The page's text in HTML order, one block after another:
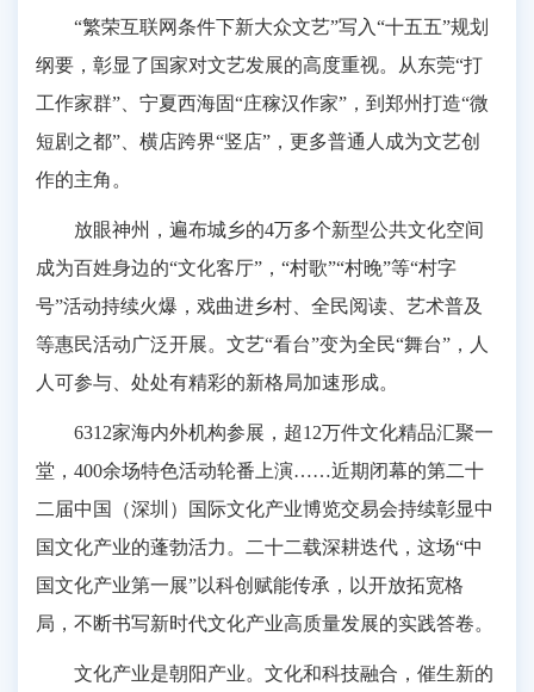
“繁荣互联网条件下新大众文艺”写入“十五五”规划
纲要，彰显了国家对文艺发展的高度重视。从东莞“打
工作家群”、宁夏西海固“庄稼汉作家”，到郑州打造“微
短剧之都”、横店跨界“竖店”，更多普通人成为文艺创
作的主角。
放眼神州，遍布城乡的4万多个新型公共文化空间
成为百姓身边的“文化客厅”，“村歌”“村晚”等“村字
号”活动持续火爆，戏曲进乡村、全民阅读、艺术普及
等惠民活动广泛开展。文艺“看台”变为全民“舞台”，人
人可参与、处处有精彩的新格局加速形成。
6312家海内外机构参展，超12万件文化精品汇聚一
堂，400余场特色活动轮番上演……近期闭幕的第二十
二届中国（深圳）国际文化产业博览交易会持续彰显中
国文化产业的蓬勃活力。二十二载深耕迭代，这场“中
国文化产业第一展”以科创赋能传承，以开放拓宽格
局，不断书写新时代文化产业高质量发展的实践答卷。
文化产业是朝阳产业。文化和科技融合，催生新的